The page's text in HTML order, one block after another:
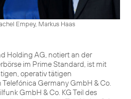
Empey, Markus Haas
Holding AG, notiert an der
im Prime Standard, ist mit
operativ tätigen
Germany GmbH & Co.
GmbH & Co. KG Teil des